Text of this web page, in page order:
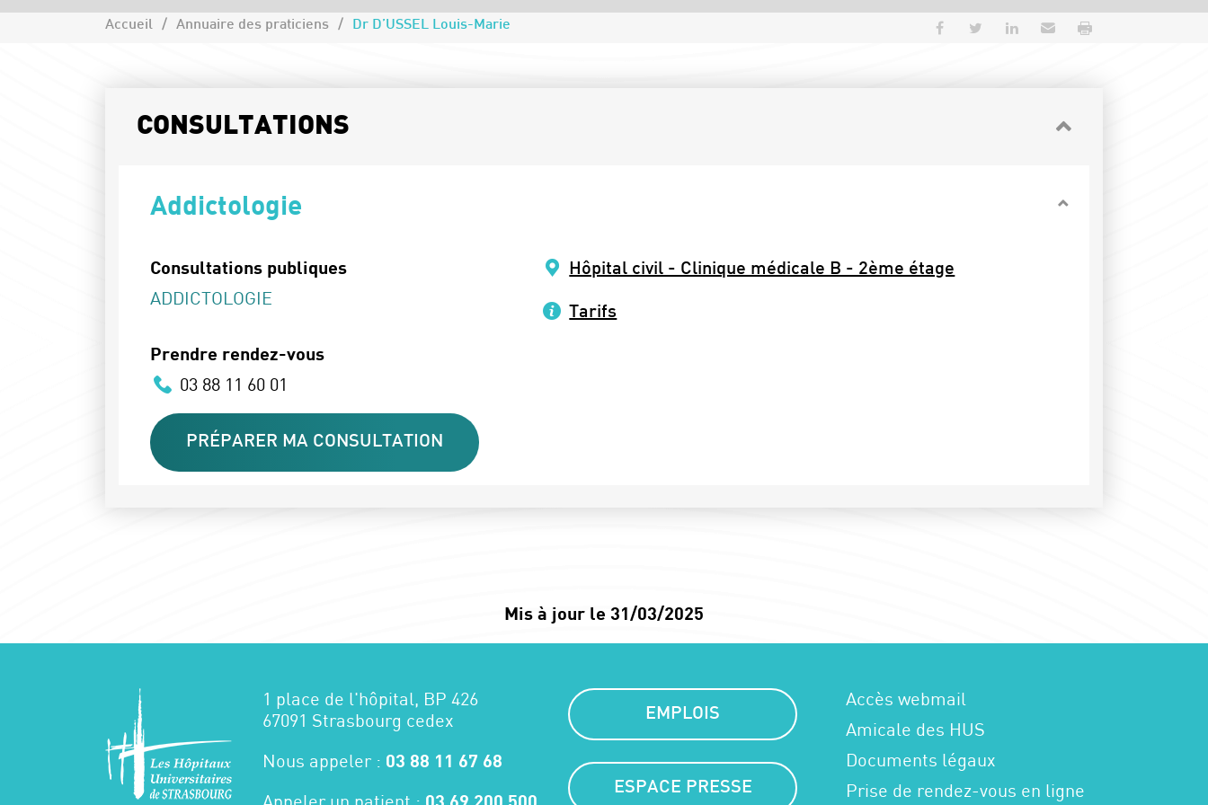
Accueil Annuaire des praticiens Dr D’USSEL Louis-Marie Partager sur Facebook
Partager sur Twitter
Partager sur LinkedIn
Envoyer par e-mail
CONSULTATIONS
Addictologie
Consultations publiques
ADDICTOLOGIE
Hôpital civil - Clinique médicale B - 2ème étage
Tarifs
Prendre rendez-vous
03 88 11 60 01
PRÉPARER MA CONSULTATION
Mis à jour le 31/03/2025
1 place de l'hôpital, BP 426
67091 Strasbourg cedex
Nous appeler : 03 88 11 67 68
03 69 200 500
EMPLOIS
ESPACE PRESSE
Accès webmail
Amicale des HUS
Documents légaux
Prise de rendez-vous en ligne